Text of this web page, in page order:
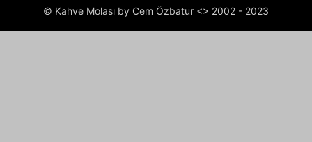
© Kahve Molası by Cem Özbatur <> 2002 - 2023